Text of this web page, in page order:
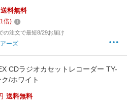
タブル ミニ 軽量 高音質 ワイドFM
カー 内蔵 録音 デジタル 時計 アラー
齢者 ギフト プレゼント 贈り物 防
グッズ
送料無料
1倍)
の注文で最短8/29お届け
ーズ
CDラジオカセットレコーダー TY-
/ホワイト
送料無料